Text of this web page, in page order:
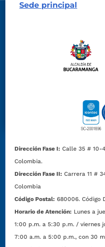
Sede principal
Dirección Fase I: Calle 35 # 10-
Colombia.
Dirección Fase II: Carrera 11 #
Colombia
Código Postal: 680006. Código
Horario de Atención: Lunes a
1:00 p.m. a 5:30 p.m. / viernes
7:00 a.m. a 5:00 p.m., con 30